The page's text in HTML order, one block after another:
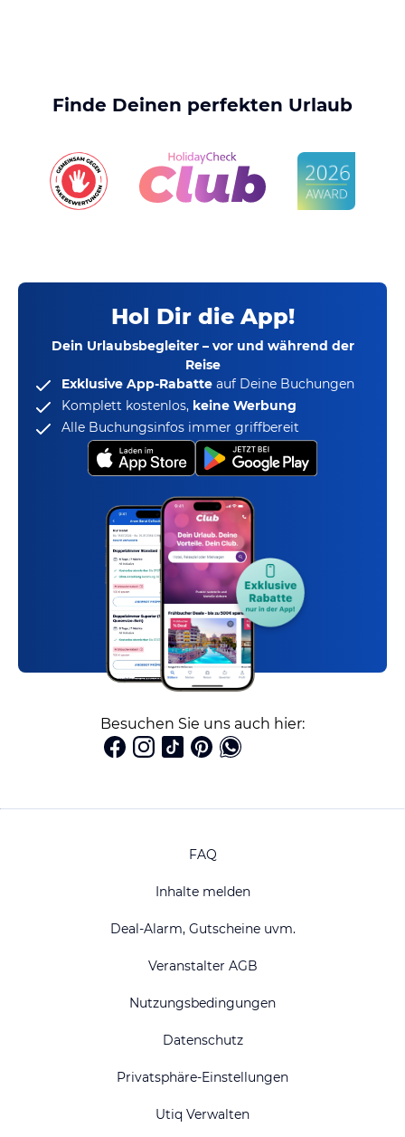
Finde Deinen perfekten Urlaub
Hol Dir die App!
Dein Urlaubsbegleiter – vor und während der
Reise
Exklusive App-Rabatte auf Deine Buchungen
Komplett kostenlos, keine Werbung
Alle Buchungsinfos immer griffbereit
Besuchen Sie uns auch hier:
FAQ
Inhalte melden
Deal-Alarm, Gutscheine uvm.
Veranstalter AGB
Nutzungsbedingungen
Datenschutz
Privatsphäre-Einstellungen
Utiq Verwalten